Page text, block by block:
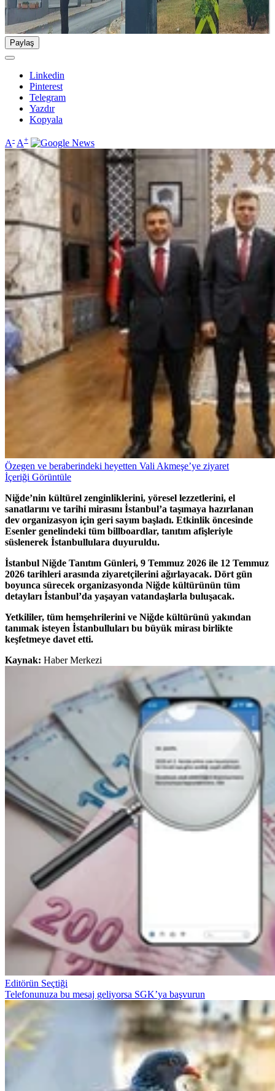
Paylaş
Linkedin
Pinterest
Telegram
Yazdır
Kopyala
A- A+
Özegen ve beraberindeki heyetten Vali Akmeşe’ye ziyaret
İçeriği Görüntüle
Niğde’nin kültürel zenginliklerini, yöresel lezzetlerini, el
sanatlarını ve tarihi mirasını İstanbul’a taşımaya hazırlanan
dev organizasyon için geri sayım başladı. Etkinlik öncesinde
Esenler genelindeki tüm billboardlar, tanıtım afişleriyle
süslenerek İstanbullulara duyuruldu.
İstanbul Niğde Tanıtım Günleri, 9 Temmuz 2026 ile 12 Temmuz
2026 tarihleri arasında ziyaretçilerini ağırlayacak. Dört gün
boyunca sürecek organizasyonda Niğde kültürünün tüm
detayları İstanbul’da yaşayan vatandaşlarla buluşacak.
Yetkililer, tüm hemşehrilerini ve Niğde kültürünü yakından
tanımak isteyen İstanbulluları bu büyük mirası birlikte
keşfetmeye davet etti.
Kaynak: Haber Merkezi
Editörün Seçtiği
Telefonunuza bu mesaj geliyorsa SGK’ya başvurun